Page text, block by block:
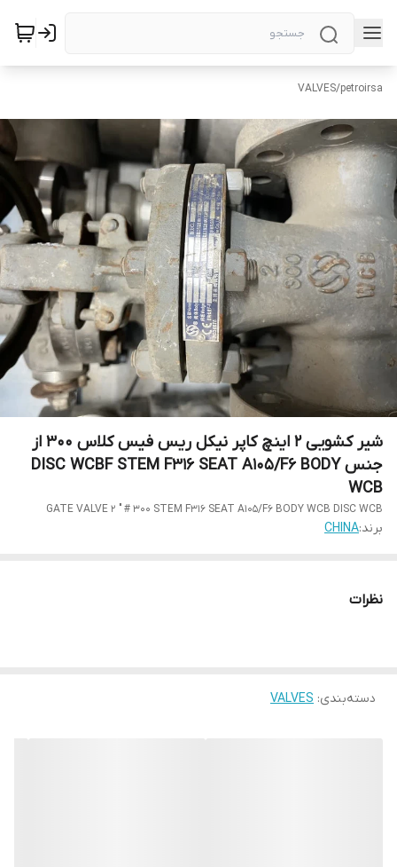
petroirsa
/
VALVES
شیر کشویی 2 اینچ کاپر نیکل ریس فیس کلاس 300 از
جنس DISC WCBF STEM F316 SEAT A105/F6 BODY
WCB
GATE VALVE 2 " # 300 STEM F316 SEAT A105/F6 BODY WCB DISC WCB
برند:CHINA
نظرات
دسته‌بندی:
VALVES